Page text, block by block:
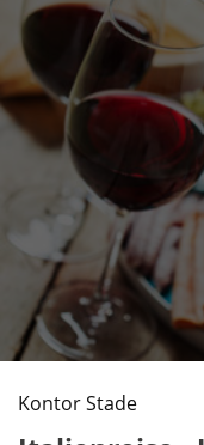
Kontor Stade